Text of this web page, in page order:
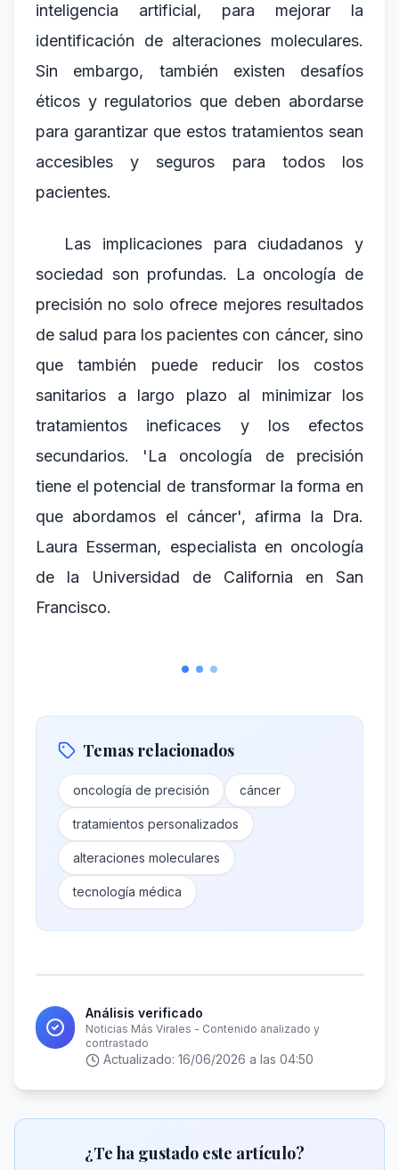
inteligencia artificial, para mejorar la
identificación de alteraciones moleculares.
Sin embargo, también existen desafíos
éticos y regulatorios que deben abordarse
para garantizar que estos tratamientos sean
accesibles y seguros para todos los
pacientes.
Las implicaciones para ciudadanos y
sociedad son profundas. La oncología de
precisión no solo ofrece mejores resultados
de salud para los pacientes con cáncer, sino
que también puede reducir los costos
sanitarios a largo plazo al minimizar los
tratamientos ineficaces y los efectos
secundarios. 'La oncología de precisión
tiene el potencial de transformar la forma en
que abordamos el cáncer', afirma la Dra.
Laura Esserman, especialista en oncología
de la Universidad de California en San
Francisco.
Temas relacionados
oncología de precisión cáncer
tratamientos personalizados
alteraciones moleculares
tecnología médica
Análisis verificado
Noticias Más Virales - Contenido analizado y
contrastado
Actualizado: 16/06/2026 a las 04:50
¿Te ha gustado este artículo?